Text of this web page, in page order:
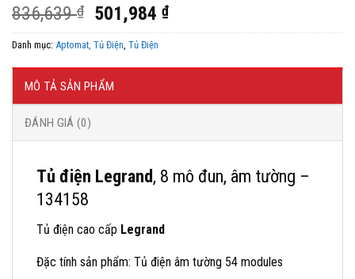
836,639₫
Giá
gốc
là:
836,639 ₫.
501,984₫Giá
hiện
là:
Danh mục: Aptomat, Tủ Điện Tủ Điện
MÔ TẢ SẢN PHẨM
ĐÁNH GIÁ (0)
Tủ điện Legrand, 8 mô đun, âm tường –
134158
Tủ điện cao cấp Legrand
Đặc tính sản phẩm: Tủ điện âm tường 54 modules